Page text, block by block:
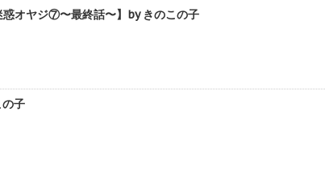
惑オヤジ⑦〜最終話〜】by きのこの子
子